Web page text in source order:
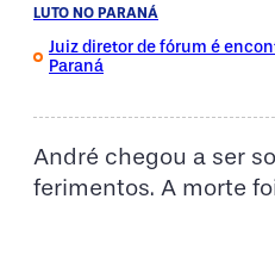
LUTO NO PARANÁ
Juiz diretor de fórum é
Paraná
André chegou a ser
ferimentos. A morte